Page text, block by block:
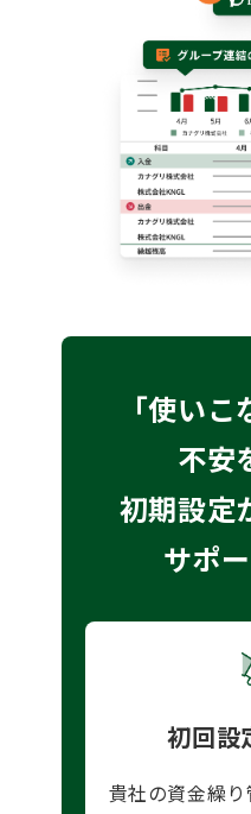
「使い
不安
初期設定
サポ
初回設
貴社の資金繰